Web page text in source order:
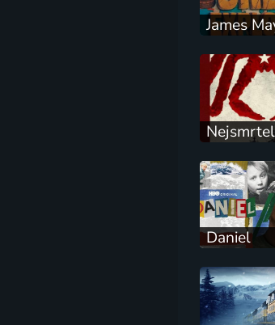
Daniel